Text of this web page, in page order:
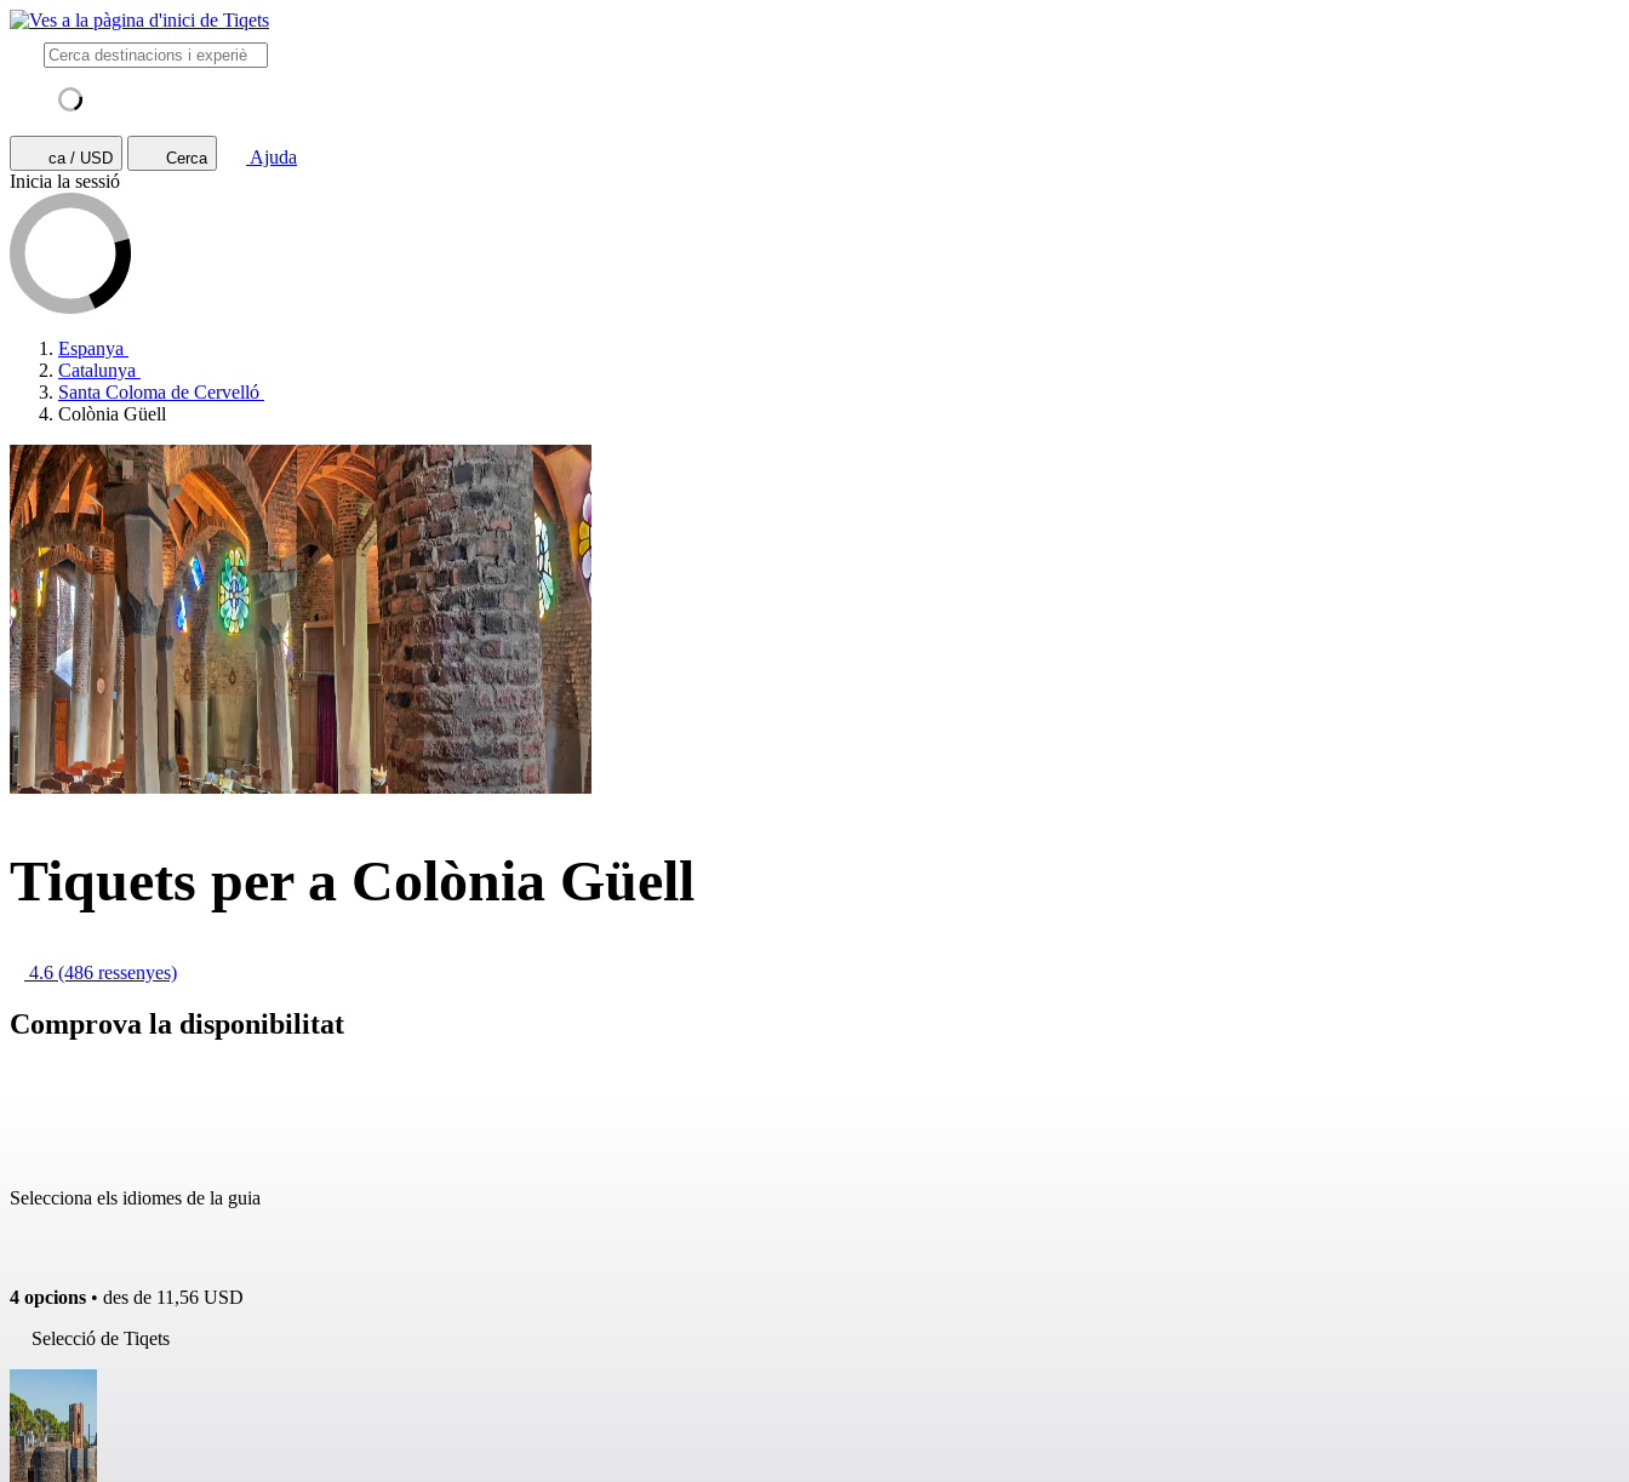
ca / USD Cerca
Ajuda
Inicia la sessió
Espanya
Catalunya
Santa Coloma de Cervelló
Colònia Güell
Tiquets per a Colònia Güell
4.6 (486 ressenyes)
Comprova la disponibilitat
Selecciona els idiomes de la guia
4 opcions • des de 11,56 USD
Selecció de Tiqets